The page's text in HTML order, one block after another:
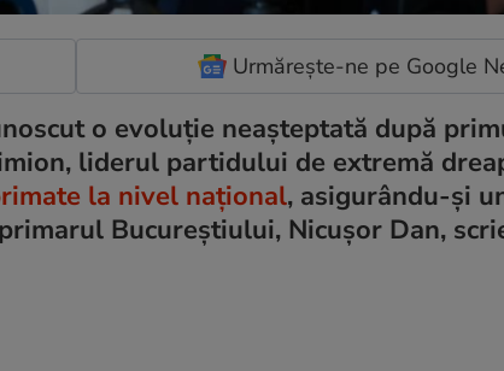
Urmărește-ne pe Google
o evoluție neașteptată după
liderul partidului de extremă
la nivel național, asigurându-și
Bucureștiului, Nicușor Dan,